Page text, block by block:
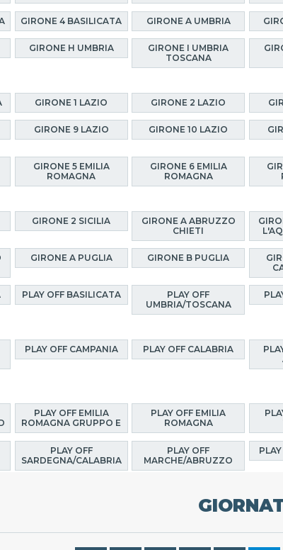
GIRONE 4 BASILICATA GIRONE A UMBRIA
GIRONE H UMBRIA
GIRONE I UMBRIA
TOSCANA
GIRONE 1 LAZIO GIRONE 2 LAZIO
GIRONE 9 LAZIO GIRONE 10 LAZIO
GIRONE 5 EMILIA
ROMAGNA
GIRONE 6 EMILIA
ROMAGNA
GIRONE 2 SICILIA
GIRONE A ABRUZZO
CHIETI
GIRONE A PUGLIA GIRONE B PUGLIA
PLAY OFF BASILICATA
PLAY OFF
UMBRIA/TOSCANA
PLAY OFF CAMPANIA PLAY OFF CALABRIA
PLAY OFF EMILIA
ROMAGNA GRUPPO E
PLAY OFF EMILIA
ROMAGNA
PLAY OFF
SARDEGNA/CALABRIA
PLAY OFF
MARCHE/ABRUZZO